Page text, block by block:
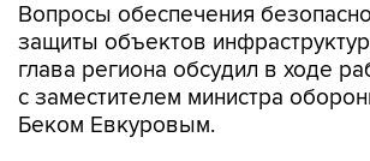
Вопросы обеспечения
защиты объектов
глава региона обсудил в ходе
с заместителем министра
Беком Евкуровым.